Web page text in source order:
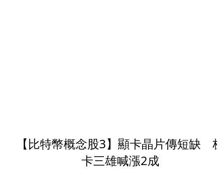
【比特幣概念股3】顯卡晶片傳短缺
卡三雄喊漲2成